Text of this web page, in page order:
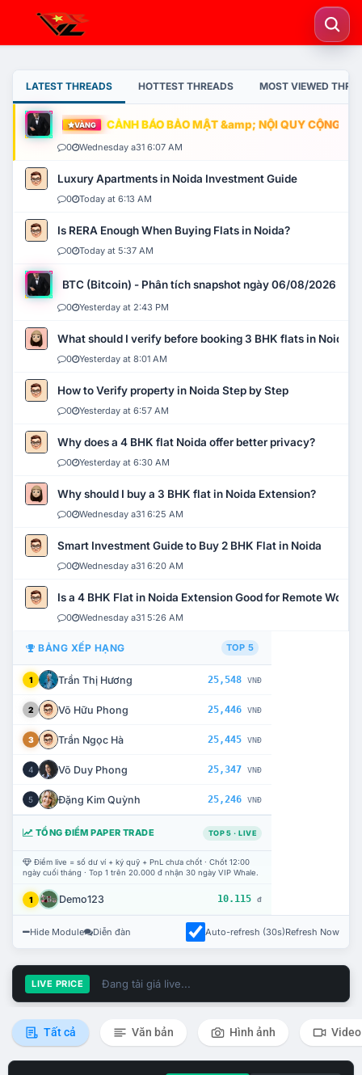
LATEST THREADS HOTTEST THREADS MOST VIEWED
VÀNG CẢNH BÁO BẢO MẬT &amp; NỘI QUY CỘNG
0 Wednesday a31 6:07 AM
Luxury Apartments in Noida Investment Guide
0 Today at 6:13 AM
Is RERA Enough When Buying Flats in Noida?
0 Today at 5:37 AM
BTC (Bitcoin) - Phân tích snapshot ngày 06/08/2026
0 Yesterday at 2:43 PM
What should I verify before booking 3 BHK flats in Noida?
0 Yesterday at 8:01 AM
How to Verify property in Noida Step by Step
0 Yesterday at 6:57 AM
Why does a 4 BHK flat Noida offer better privacy?
0 Yesterday at 6:30 AM
Why should I buy a 3 BHK flat in Noida Extension?
0 Wednesday a31 6:25 AM
Smart Investment Guide to Buy 2 BHK Flat in Noida
0 Wednesday a31 6:20 AM
Is a 4 BHK Flat in Noida Extension Good for Remote Work?
0 Wednesday a31 5:26 AM
BẢNG XẾP HẠNG TOP 5
1 Trần Thị Hương 25,548 VNĐ
2 Võ Hữu Phong 25,446 VNĐ
3 Trần Ngọc Hà 25,445 VNĐ
4 Võ Duy Phong 25,347 VNĐ
5 Đặng Kim Quỳnh 25,246 VNĐ
TỔNG ĐIỂM PAPER TRADE TOP 5 · LIVE
Điểm live = số dư ví + ký quỹ + PnL chưa chốt · Chốt 12:00
ngày cuối tháng · Top 1 trên 20.000 đ nhận 30 ngày VIP Whale.
1 Demo123 10.115 đ
Hide Module Diễn đàn Auto-refresh (30s)Refresh Now
LIVE PRICE Đang tải giá live...
Tất cả Văn bản Hình ảnh Video